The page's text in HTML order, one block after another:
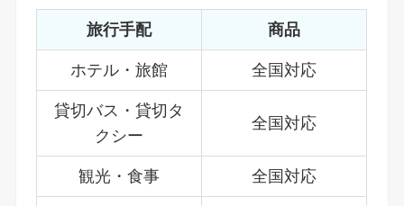
旅行手配 商品
ホテル・旅館 全国対応
貸切バス・貸切タ
クシー
全国対応
観光・食事 全国対応